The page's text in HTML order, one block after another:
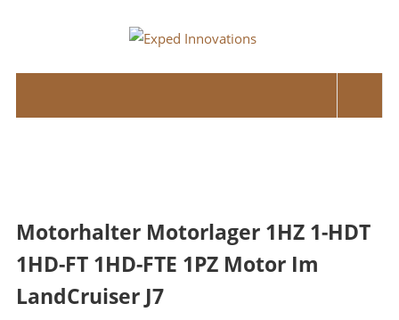
Exped
Motorhalter Motorlager 1HZ 1-HDT
1HD-FT 1HD-FTE 1PZ Motor Im
LandCruiser J7